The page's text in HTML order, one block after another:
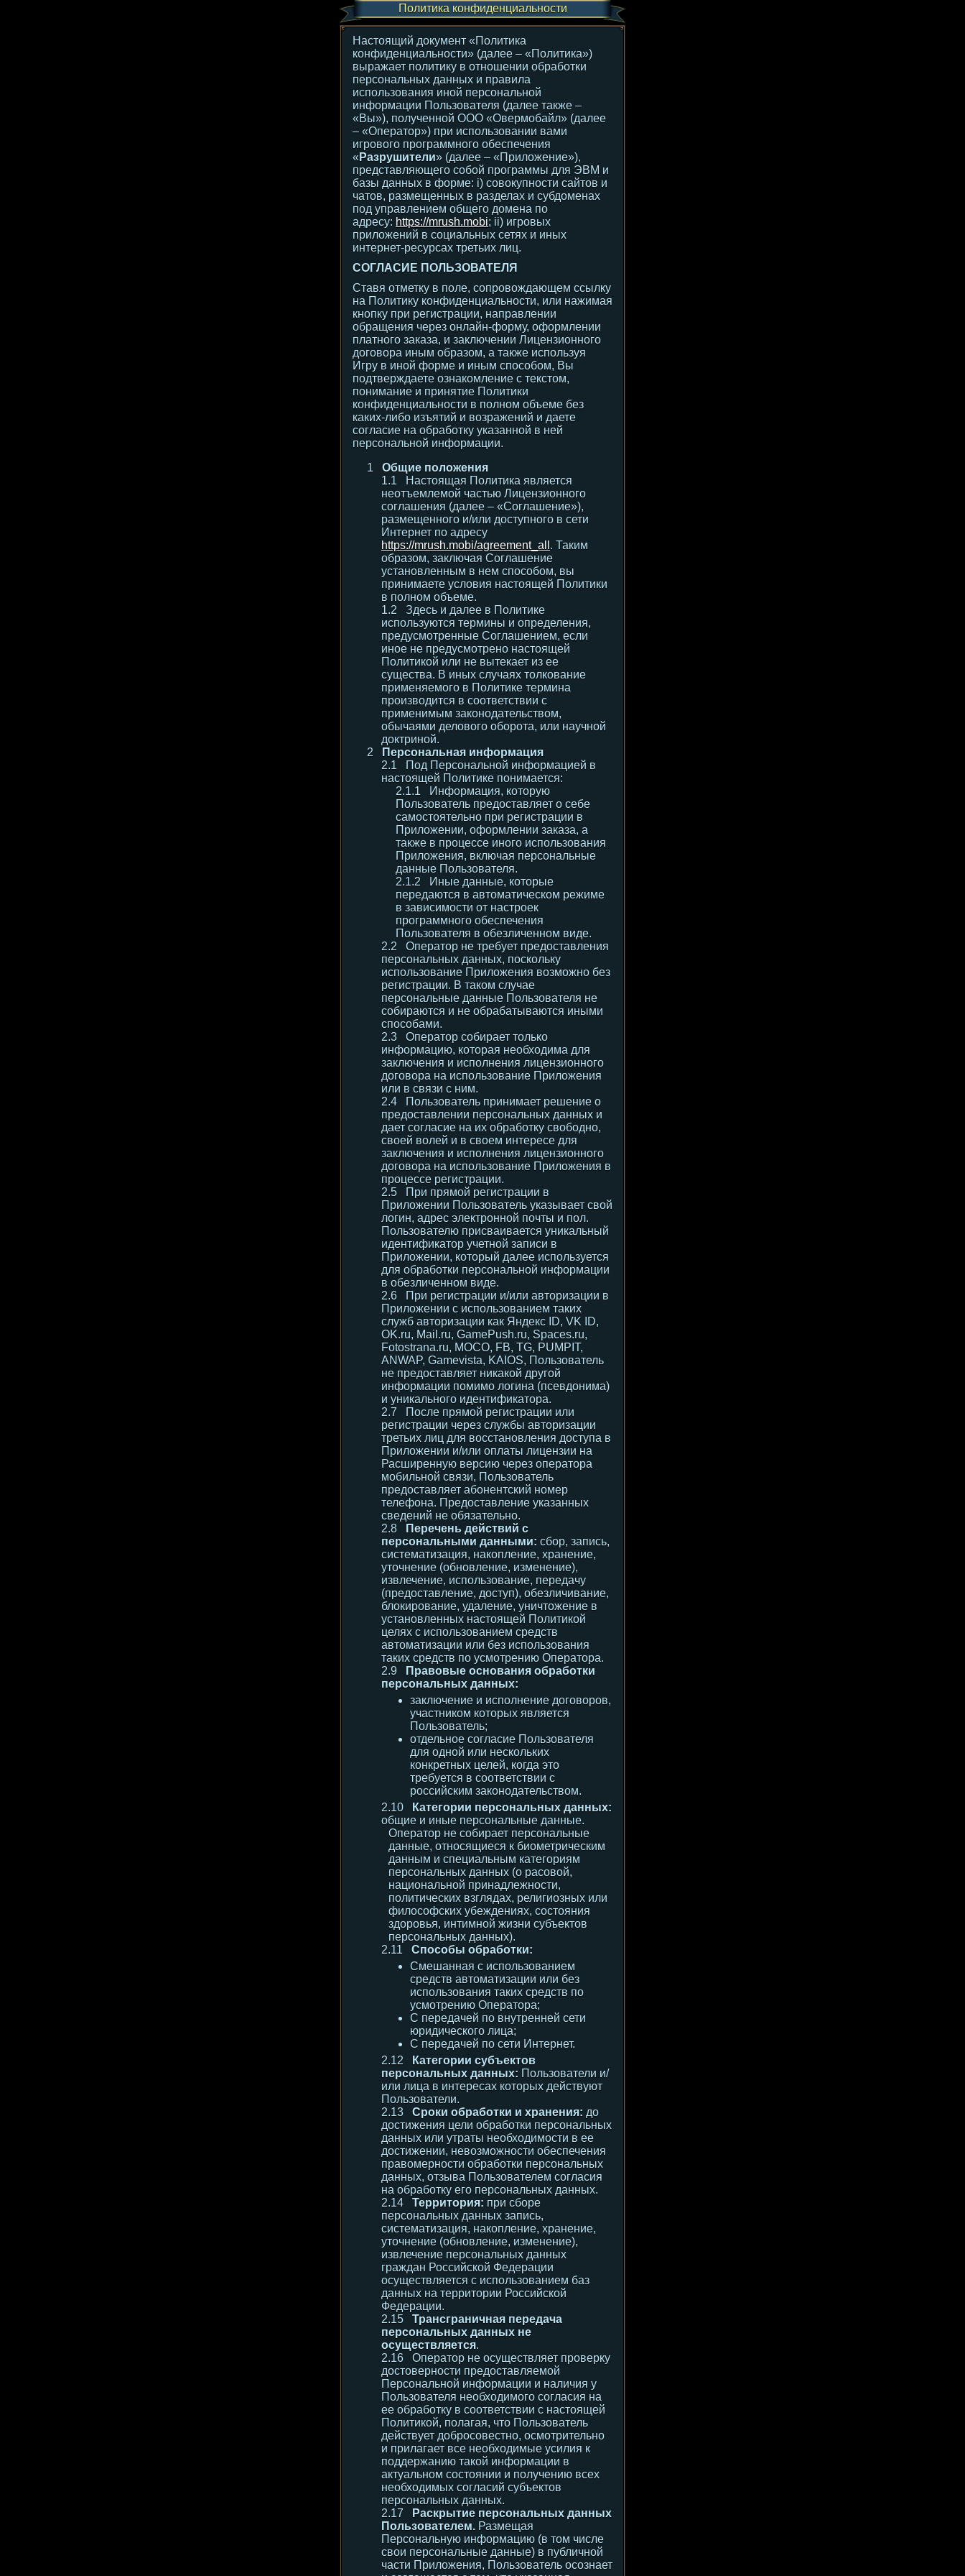
Политика конфиденциальности
Настоящий документ «Политика
конфиденциальности» (далее – «Политика»)
выражает политику в отношении обработки
персональных данных и правила
использования иной персональной
информации Пользователя (далее также –
«Вы»), полученной ООО «Овермобайл» (далее
– «Оператор») при использовании вами
игрового программного обеспечения
«Разрушители» (далее – «Приложение»),
представляющего собой программы для ЭВМ и
базы данных в форме: i) совокупности сайтов и
чатов, размещенных в разделах и субдоменах
под управлением общего домена по
адресу: https://mrush.mobi; ii) игровых
приложений в социальных сетях и иных
интернет-ресурсах третьих лиц.
СОГЛАСИЕ ПОЛЬЗОВАТЕЛЯ
Ставя отметку в поле, сопровождающем ссылку
на Политику конфиденциальности, или нажимая
кнопку при регистрации, направлении
обращения через онлайн-форму, оформлении
платного заказа, и заключении Лицензионного
договора иным образом, а также используя
Игру в иной форме и иным способом, Вы
подтверждаете ознакомление с текстом,
понимание и принятие Политики
конфиденциальности в полном объеме без
каких-либо изъятий и возражений и даете
согласие на обработку указанной в ней
персональной информации.
Общие положения
Настоящая Политика является
неотъемлемой частью Лицензионного
соглашения (далее – «Соглашение»),
размещенного и/или доступного в сети
Интернет по адресу
https://mrush.mobi/agreement_all . Таким
образом, заключая Соглашение
установленным в нем способом, вы
принимаете условия настоящей Политики
в полном объеме.
Здесь и далее в Политике
используются термины и определения,
предусмотренные Соглашением, если
иное не предусмотрено настоящей
Политикой или не вытекает из ее
существа. В иных случаях толкование
применяемого в Политике термина
производится в соответствии с
применимым законодательством,
обычаями делового оборота, или научной
доктриной.
Персональная информация
Под Персональной информацией в
настоящей Политике понимается:
Информация, которую
Пользователь предоставляет о себе
самостоятельно при регистрации в
Приложении, оформлении заказа, а
также в процессе иного использования
Приложения, включая персональные
данные Пользователя.
Иные данные, которые
передаются в автоматическом режиме
в зависимости от настроек
программного обеспечения
Пользователя в обезличенном виде.
Оператор не требует предоставления
персональных данных, поскольку
использование Приложения возможно без
регистрации. В таком случае
персональные данные Пользователя не
собираются и не обрабатываются иными
способами.
Оператор собирает только
информацию, которая необходима для
заключения и исполнения лицензионного
договора на использование Приложения
или в связи с ним.
Пользователь принимает решение о
предоставлении персональных данных и
дает согласие на их обработку свободно,
своей волей и в своем интересе для
заключения и исполнения лицензионного
договора на использование Приложения в
процессе регистрации.
При прямой регистрации в
Приложении Пользователь указывает свой
логин, адрес электронной почты и пол.
Пользователю присваивается уникальный
идентификатор учетной записи в
Приложении, который далее используется
для обработки персональной информации
в обезличенном виде.
При регистрации и/или авторизации в
Приложении с использованием таких
служб авторизации как Яндекс ID, VK ID,
OK.ru, Mail.ru, GamePush.ru, Spaces.ru,
Fotostrana.ru, MOCO, FB, TG, PUMPIT,
ANWAP, Gamevista, KAIOS, Пользователь
не предоставляет никакой другой
информации помимо логина (псевдонима)
и уникального идентификатора.
После прямой регистрации или
регистрации через службы авторизации
третьих лиц для восстановления доступа в
Приложении и/или оплаты лицензии на
Расширенную версию через оператора
мобильной связи, Пользователь
предоставляет абонентский номер
телефона. Предоставление указанных
сведений не обязательно.
Перечень действий с
персональными данными: сбор, запись,
систематизация, накопление, хранение,
уточнение (обновление, изменение),
извлечение, использование, передачу
(предоставление, доступ), обезличивание,
блокирование, удаление, уничтожение в
установленных настоящей Политикой
целях с использованием средств
автоматизации или без использования
таких средств по усмотрению Оператора.
Правовые основания обработки
персональных данных:
заключение и исполнение договоров,
участником которых является
Пользователь;
отдельное согласие Пользователя
для одной или нескольких
конкретных целей, когда это
требуется в соответствии с
российским законодательством.
Категории персональных данных:
общие и иные персональные данные.
Оператор не собирает персональные
данные, относящиеся к биометрическим
данным и специальным категориям
персональных данных (о расовой,
национальной принадлежности,
политических взглядах, религиозных или
философских убеждениях, состояния
здоровья, интимной жизни субъектов
персональных данных).
Способы обработки:
Смешанная с использованием
средств автоматизации или без
использования таких средств по
усмотрению Оператора;
С передачей по внутренней сети
юридического лица;
С передачей по сети Интернет.
Категории субъектов
персональных данных: Пользователи и/
или лица в интересах которых действуют
Пользователи.
Сроки обработки и хранения: до
достижения цели обработки персональных
данных или утраты необходимости в ее
достижении, невозможности обеспечения
правомерности обработки персональных
данных, отзыва Пользователем согласия
на обработку его персональных данных.
Территория: при сборе
персональных данных запись,
систематизация, накопление, хранение,
уточнение (обновление, изменение),
извлечение персональных данных
граждан Российской Федерации
осуществляется с использованием баз
данных на территории Российской
Федерации.
Трансграничная передача
персональных данных не
осуществляется.
Оператор не осуществляет проверку
достоверности предоставляемой
Персональной информации и наличия у
Пользователя необходимого согласия на
ее обработку в соответствии с настоящей
Политикой, полагая, что Пользователь
действует добросовестно, осмотрительно
и прилагает все необходимые усилия к
поддержанию такой информации в
актуальном состоянии и получению всех
необходимых согласий субъектов
персональных данных.
Раскрытие персональных данных
Пользователем. Размещая
Персональную информацию (в том числе
свои персональные данные) в публичной
части Приложения, Пользователь осознает